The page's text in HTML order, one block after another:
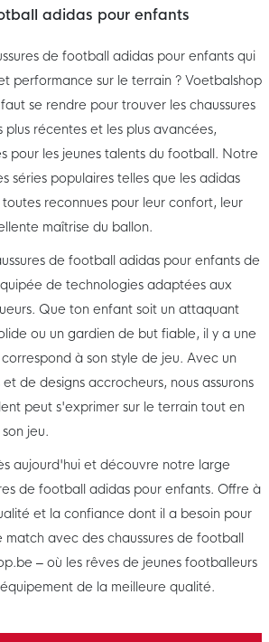
adidas pour enfants
de football adidas pour enfants qui
performance sur le terrain ? Voetbalshop
se rendre pour trouver les chaussures
récentes et les plus avancées,
pour les jeunes talents du football. Notre
séries populaires telles que les adidas
reconnues pour leur confort, leur
maîtrise du ballon.
de football adidas pour enfants de
de technologies adaptées aux
Que ton enfant soit un attaquant
ou un gardien de but fiable, il y a une
à son style de jeu. Avec un
de designs accrocheurs, nous assurons
peut s'exprimer sur le terrain tout en
jeu.
aujourd'hui et découvre notre large
de football adidas pour enfants. Offre à
et la confiance dont il a besoin pour
match avec des chaussures de football
– où les rêves de jeunes footballeurs
de la meilleure qualité.